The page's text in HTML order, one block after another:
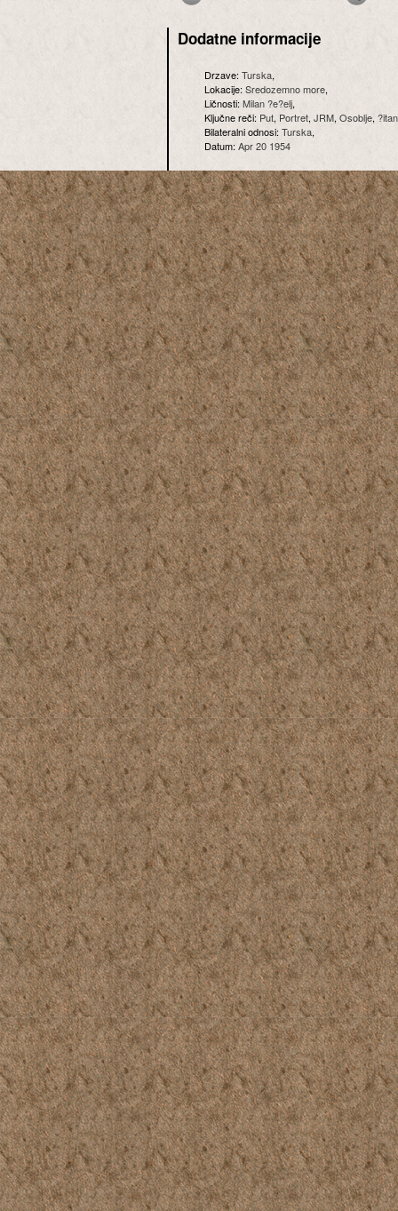
Dodatne informacije
Drzave:Turska,
Lokacije:Sredozemno more,
Ličnosti:Milan ?e?elj,
Ključne reči: Put, Portret, JRM, Osoblje,
Bilateralni odnosi:Turska,
Datum: Apr 20 1954